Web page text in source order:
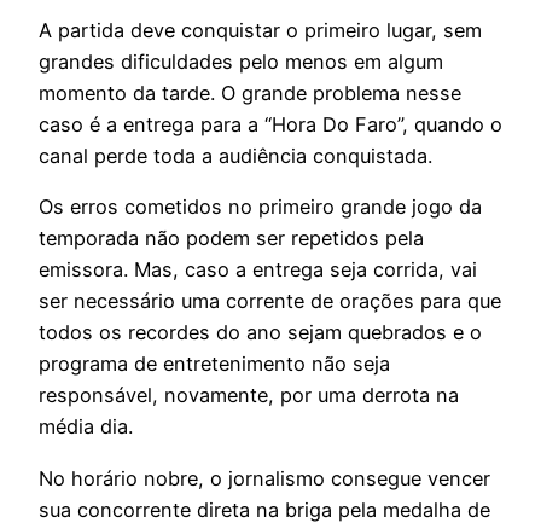
A partida deve conquistar o primeiro lugar, sem
grandes dificuldades pelo menos em algum
momento da tarde. O grande problema nesse
caso é a entrega para a “Hora Do Faro”, quando o
canal perde toda a audiência conquistada.
Os erros cometidos no primeiro grande jogo da
temporada não podem ser repetidos pela
emissora. Mas, caso a entrega seja corrida, vai
ser necessário uma corrente de orações para que
todos os recordes do ano sejam quebrados e o
programa de entretenimento não seja
responsável, novamente, por uma derrota na
média dia.
No horário nobre, o jornalismo consegue vencer
sua concorrente direta na briga pela medalha de